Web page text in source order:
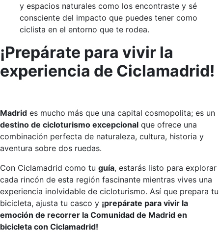
y espacios naturales como los encontraste y sé
consciente del impacto que puedes tener como
ciclista en el entorno que te rodea.
¡Prepárate para vivir la
experiencia de Ciclamadrid!
Madrid es mucho más que una capital cosmopolita; es un
destino de cicloturismo excepcional que ofrece una
combinación perfecta de naturaleza, cultura, historia y
aventura sobre dos ruedas.
Con Ciclamadrid como tu guía, estarás listo para explorar
cada rincón de esta región fascinante mientras vives una
experiencia inolvidable de cicloturismo. Así que prepara tu
bicicleta, ajusta tu casco y ¡prepárate para vivir la
emoción de recorrer la Comunidad de Madrid en
bicicleta con Ciclamadrid!